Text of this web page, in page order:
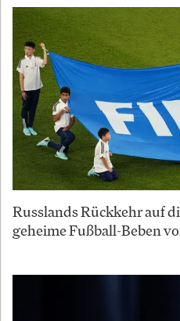
Russlands Rückkehr auf
geheime Fußball-Beben